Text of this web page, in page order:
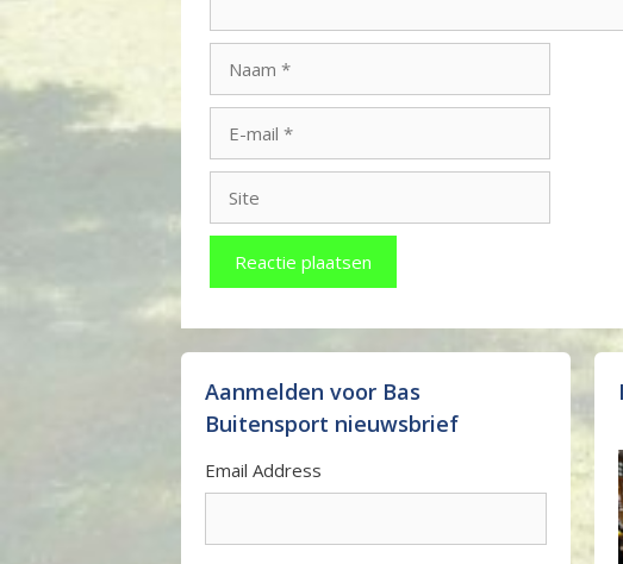
mail
Aanmelden voor Bas
Buitensport nieuwsbrief
Email Address